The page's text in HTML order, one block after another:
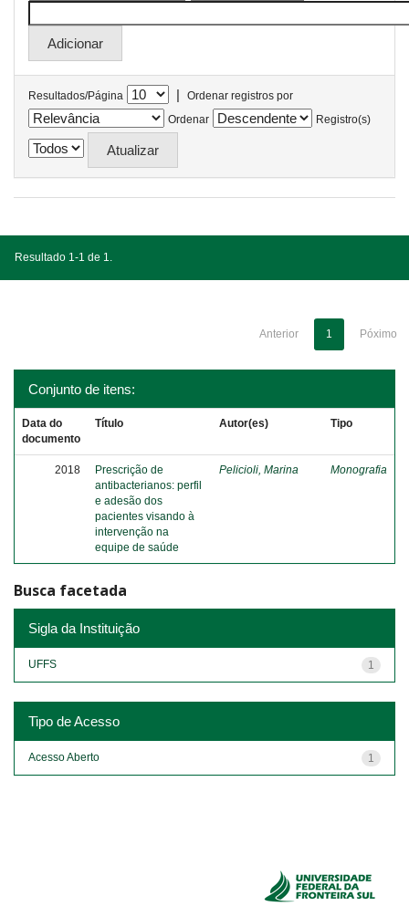
Resultados/Página |
Ordenar registros por
Ordenar
Registro(s)
Resultado 1-1 de 1.
Anterior 1 Póximo
Conjunto de itens:
Data do
documento
Título Autor(es) Tipo
2018
Prescrição de
antibacterianos: perfil
e adesão dos
pacientes visando à
intervenção na
equipe de saúde
Pelicioli, Marina Monografia
Busca facetada
Sigla da Instituição
1
UFFS
Tipo de Acesso
1
Acesso Aberto